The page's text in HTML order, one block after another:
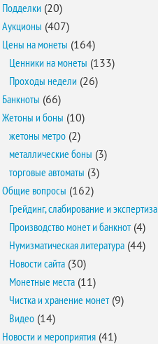
Подделки (20)
Аукционы (407)
Цены на монеты (164)
Ценники на монеты (133)
Проходы недели (26)
Банкноты (66)
Жетоны и боны (10)
жетоны метро (2)
металлические боны (3)
торговые автоматы (3)
Общие вопросы (162)
Грейдинг, слабирование и экспертиза
Производство монет и банкнот(4)
Нумизматическая литература (44)
Новости сайта (30)
Монетные места (11)
Чистка и хранение монет(9)
Видео (14)
Новости и мероприятия (41)